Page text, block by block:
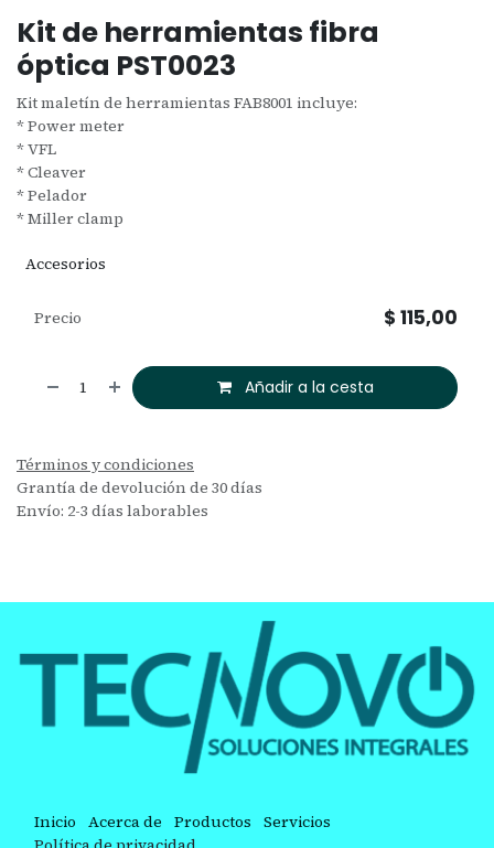
Kit de herramientas fibra
óptica PST0023
Kit maletín de herramientas FAB8001 incluye:
* Power meter
* VFL
* Cleaver
* Pelador
* Miller clamp
Accesorios
Añadir a la cesta
Precio $ 115,00
Términos y condiciones
Grantía de devolución de 30 días
Envío: 2-3 días laborables
Inicio Acerca de Productos Servicios